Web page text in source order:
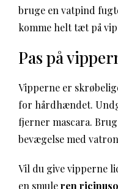
bruge en vatpind
komme helt tæt på
Pas på
Vipperne er
for hårdhændet.
fjerner mascara.
bevægelse med
Vil du give vipperne
en smuleren